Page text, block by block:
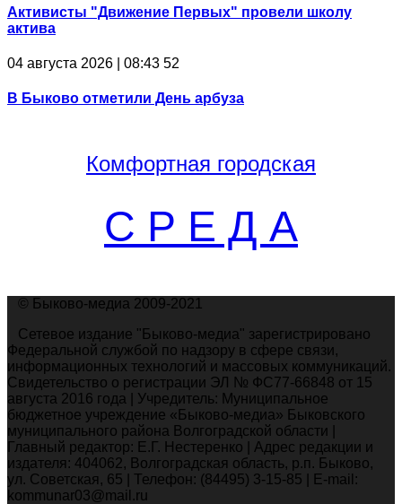
Активисты "Движение Первых" провели школу
актива
04 августа 2026 | 08:43 52
В Быково отметили День арбуза
Комфортная городская
С Р Е Д А
© Быково-медиа 2009-2021
Сетевое издание "Быково-медиа" зарегистрировано
Федеральной службой по надзору в сфере связи,
информационных технологий и массовых коммуникаций.
Свидетельство о регистрации ЭЛ № ФС77-66848 от 15
августа 2016 года | Учредитель: Муниципальное
бюджетное учреждение «Быково-медиа» Быковского
муниципального района Волгоградской области |
Главный редактор: Е.Г. Нестеренко | Адрес редакции и
издателя: 404062, Волгоградская область, р.п. Быково,
ул. Советская, 65 | Телефон: (84495) 3-15-85 | E-mail:
kommunar03@mail.ru